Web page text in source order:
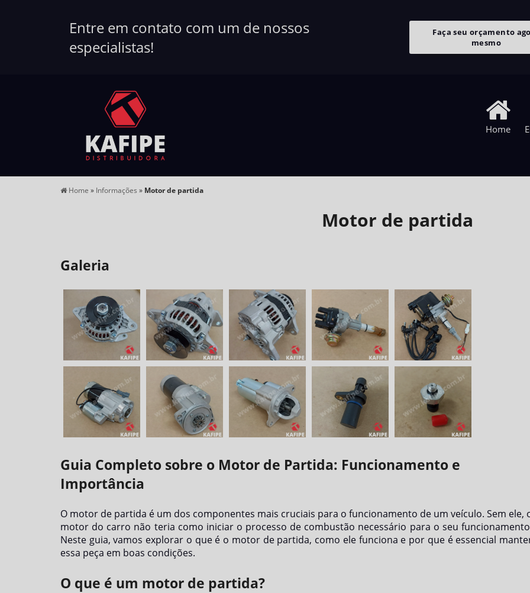
Entre em contato com um de nossos
especialistas!
Faça seu orçamento
mesmo
Home
Home » Informações » Motor de partida
Motor de partida
Galeria
Guia Completo sobre o Motor de Partida: Funcionamento e
Importância
O motor de partida é um dos componentes mais cruciais para o funcionamento de um veículo. Sem ele,
motor do carro não teria como iniciar o processo de combustão necessário para o seu
Neste guia, vamos explorar o que é o motor de partida, como ele funciona e por que é essencial
essa peça em boas condições.
O que é um motor de partida?